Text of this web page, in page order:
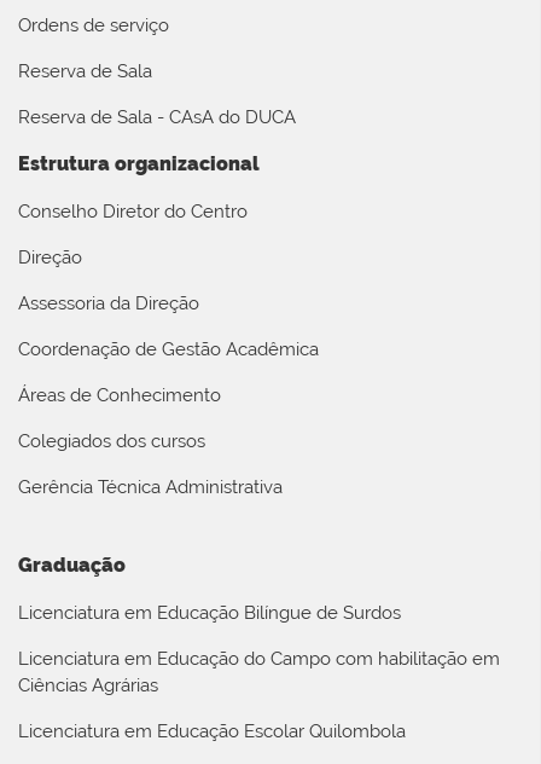
Ordens de serviço
Reserva de Sala
Reserva de Sala - CAsA do DUCA
Estrutura organizacional
Conselho Diretor do Centro
Direção
Assessoria da Direção
Coordenação de Gestão Acadêmica
Áreas de Conhecimento
Colegiados dos cursos
Gerência Técnica Administrativa
Graduação
Licenciatura em Educação Bilíngue de Surdos
Licenciatura em Educação do Campo com habilitação em
Ciências Agrárias
Licenciatura em Educação Escolar Quilombola